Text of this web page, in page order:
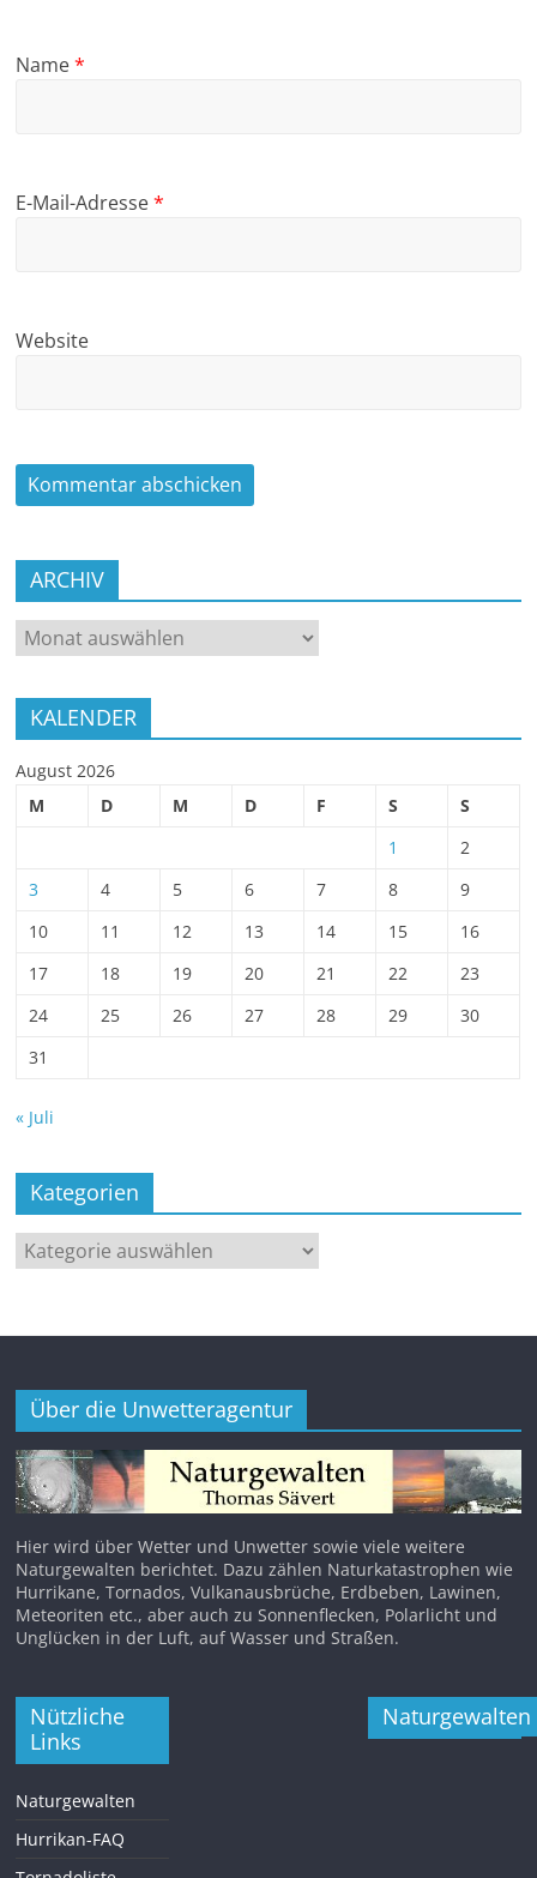
Name*
E-Mail-Adresse*
Website
ARCHIV
ARCHIV
KALENDER
August 2026
M
D M D F S
S
1
2
3
4 5 6 7 8
9
10
11 12 13 14 15
16
17
18 19 20 21 22
23
24
25 26 27 28 29
30
31
« Juli
Kategorien
Kategorien
Über die Unwetteragentur
Hier wird über Wetter und Unwetter sowie viele weitere
Naturgewalten berichtet. Dazu zählen Naturkatastrophen wie
Hurrikane, Tornados, Vulkanausbrüche, Erdbeben, Lawinen,
Meteoriten etc., aber auch zu Sonnenflecken, Polarlicht und
Unglücken in der Luft, auf Wasser und Straßen.
Nützliche
Links
Naturgewalten
Hurrikan-FAQ
Naturgewalten